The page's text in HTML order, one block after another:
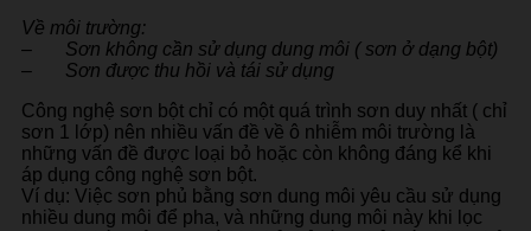
Về môi trường:
– Sơn không cần sử dụng dung môi ( sơn ở dạng bột)
– Sơn được thu hồi và tái sử dụng
Công nghệ sơn bột chỉ có một quá trình sơn duy nhất ( chỉ
sơn 1 lớp) nên nhiều vấn đề về ô nhiễm môi trường là
những vấn đề được loại bỏ hoặc còn không đáng kể khi
áp dụng công nghệ sơn bột.
Ví dụ: Việc sơn phủ bằng sơn dung môi yêu cầu sử dụng
nhiều dung môi để pha, và những dung môi này khi lọc